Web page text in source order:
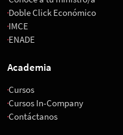
Doble Click Económico
IMCE
ENADE
Academia
Cursos
Cursos In-Company
Contáctanos